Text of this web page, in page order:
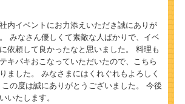
内イベントにお力添えいただき誠にありが
みなさん優しくて素敵な人ばかりで、イベ
依頼して良かったなと思いました。 料理も
キパキおこなっていただいたので、こちら
ました。 みなさまにはくれぐれもよろしく
の度は誠にありがとうございました。 今後
いたします。